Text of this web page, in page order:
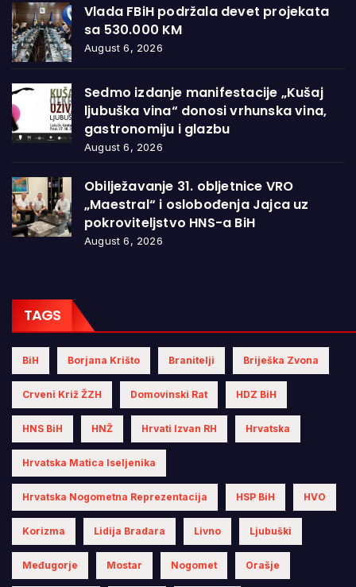
Vlada FBiH podržala devet projekata
sa 530.000 KM
August 6, 2026
Sedmo izdanje manifestacije „Kušaj
ljubuška vina“ donosi vrhunska vina,
gastronomiju i glazbu
August 6, 2026
Obilježavanje 31. obljetnice VRO
„Maestral“ i oslobođenja Jajca uz
pokroviteljstvo HNS-a BiH
August 6, 2026
TAGS
BiH Borjana Krišto Branitelji Briješka Zvona
Crveni Križ ŽZH Domovinski Rat HDZ BiH
HNS BiH HNŽ Hrvati Izvan RH Hrvatska
Hrvatska Matica Iseljenika
Hrvatska Nogometna Reprezentacija HSP BiH HVO
Korizma Lidija Bradara Livno Ljubuški
Međugorje Mostar Nogomet Orašje